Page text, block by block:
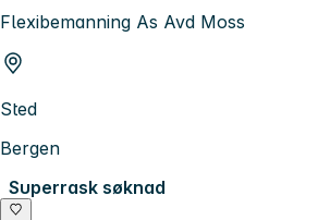
Flexibemanning As Avd Moss
Sted
Bergen
Superrask søknad